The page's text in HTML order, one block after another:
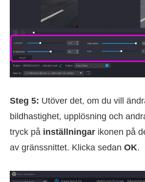
Steg 5: Utöver det, om du vill
bildhastighet, upplösning och
tryck på inställningar ikonen på
av gränssnittet. Klicka sedan OK.